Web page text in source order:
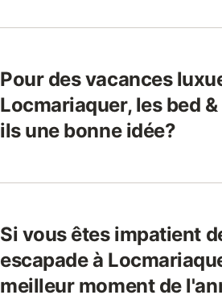
Pour des vacances
Locmariaquer, les bed
ils une bonne idée?
Si vous êtes impatient
escapade à
meilleur moment de